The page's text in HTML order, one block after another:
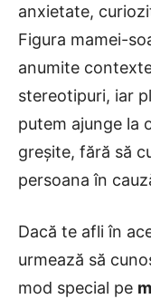
anxietate,
Figura mamei-
anumite
stereotipuri, iar
putem ajunge la
greșite, fără să
persoana în
Dacă te afli în
urmează să
mod special pe